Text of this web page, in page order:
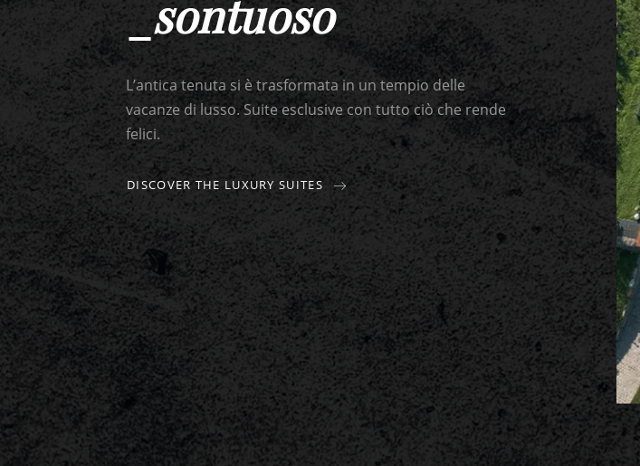
_sontuoso
L’antica tenuta si è trasformata in un tempio delle
vacanze di lusso. Suite esclusive con tutto ciò che rende
felici.
DISCOVER THE LUXURY SUITES